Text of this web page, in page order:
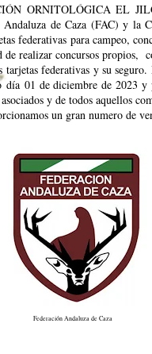
ORNITOLÓGICA EL
Andaluza de Caza (FAC) y la
federativas para campeo,
realizar concursos propios,
federativas y su
01 de diciembre de 2023 y
y de todos aquellos
un gran numero de
Federación Andaluza de Caza